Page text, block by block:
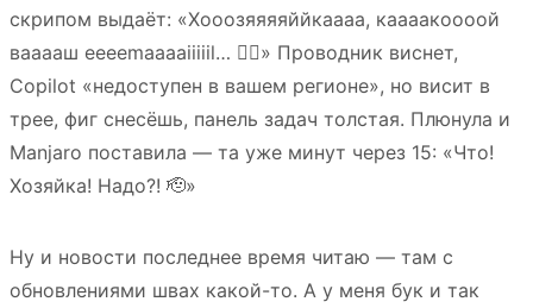
скрипом выдаёт: «Хооозяяяяййкаааа, каааакоооой
вааааш eeeemaaaaiiiiil… 😵‍💫» Проводник виснет,
Copilot «недоступен в вашем регионе», но висит в
трее, фиг снесёшь, панель задач толстая. Плюнула и
Manjaro поставила — та уже минут через 15: «Что!
Хозяйка! Надо?! 🫡»
Ну и новости последнее время читаю — там с
обновлениями швах какой-то. А у меня бук и так